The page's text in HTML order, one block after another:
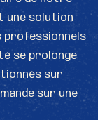
une solution
professionnels
se prolonge
sur
sur une